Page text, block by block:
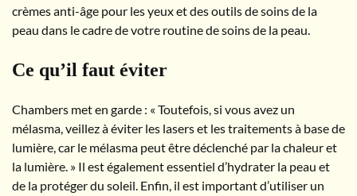
crèmes anti-âge pour les yeux et des outils de soins de la
peau dans le cadre de votre routine de soins de la peau.
Ce qu’il faut éviter
Chambers met en garde : « Toutefois, si vous avez un
mélasma, veillez à éviter les lasers et les traitements à base de
lumière, car le mélasma peut être déclenché par la chaleur et
la lumière. » Il est également essentiel d’hydrater la peau et
de la protéger du soleil. Enfin, il est important d’utiliser un